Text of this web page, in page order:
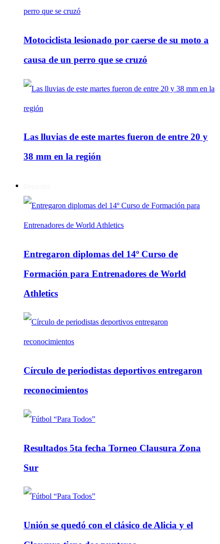
Motociclista lesionado por caerse de su moto a
causa de un perro que se cruzó
Las lluvias de este martes fueron de entre 20 y
38 mm en la región
Entregaron diplomas del 14º Curso de
Formación para Entrenadores de World
Athletics
Círculo de periodistas deportivos entregaron
reconocimientos
Resultados 5ta fecha Torneo Clausura Zona
Sur
Unión se quedó con el clásico de Alicia y el